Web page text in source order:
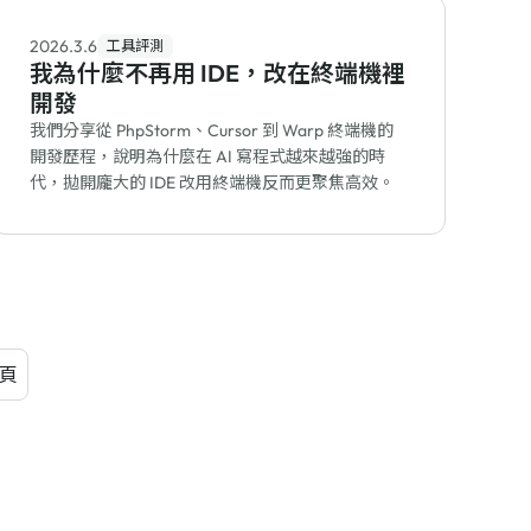
2026.3.6 工具評測
我為什麼不再用 IDE，改在終端機裡
開發
我們分享從 PhpStorm、Cursor 到 Warp 終端機的
開發歷程，說明為什麼在 AI 寫程式越來越強的時
代，拋開龐大的 IDE 改用終端機反而更聚焦高效。